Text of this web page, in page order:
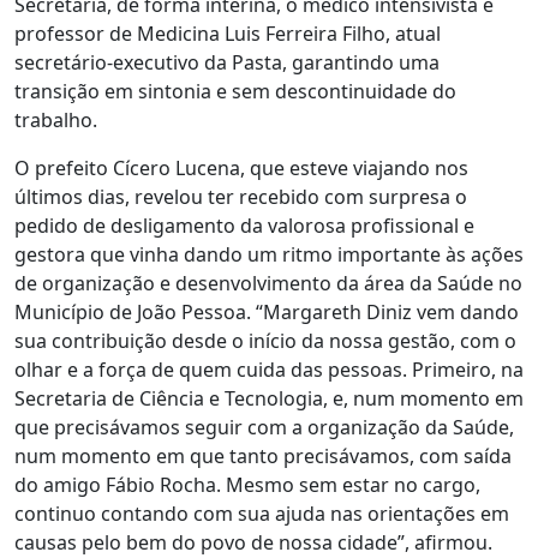
professor de Medicina Luis Ferreira Filho, atual
secretário-executivo da Pasta, garantindo uma
transição em sintonia e sem descontinuidade do
trabalho.
O prefeito Cícero Lucena, que esteve viajando nos
últimos dias, revelou ter recebido com surpresa o
pedido de desligamento da valorosa profissional e
gestora que vinha dando um ritmo importante às ações
de organização e desenvolvimento da área da Saúde no
Município de João Pessoa. “Margareth Diniz vem dando
sua contribuição desde o início da nossa gestão, com o
olhar e a força de quem cuida das pessoas. Primeiro, na
Secretaria de Ciência e Tecnologia, e, num momento em
que precisávamos seguir com a organização da Saúde,
num momento em que tanto precisávamos, com saída
do amigo Fábio Rocha. Mesmo sem estar no cargo,
continuo contando com sua ajuda nas orientações em
causas pelo bem do povo de nossa cidade”, afirmou.